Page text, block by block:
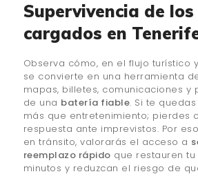
Supervivencia de los
cargados en
Observa cómo, en el flujo turístico
se convierte en una herramienta
mapas, billetes, comunicaciones y
de una batería fiable. Si te
más que entretenimiento; pierdes
respuesta ante imprevistos. Por
en tránsito, valorarás el acceso a
reemplazo rápido que restauren
minutos y reduzcan el riesgo de